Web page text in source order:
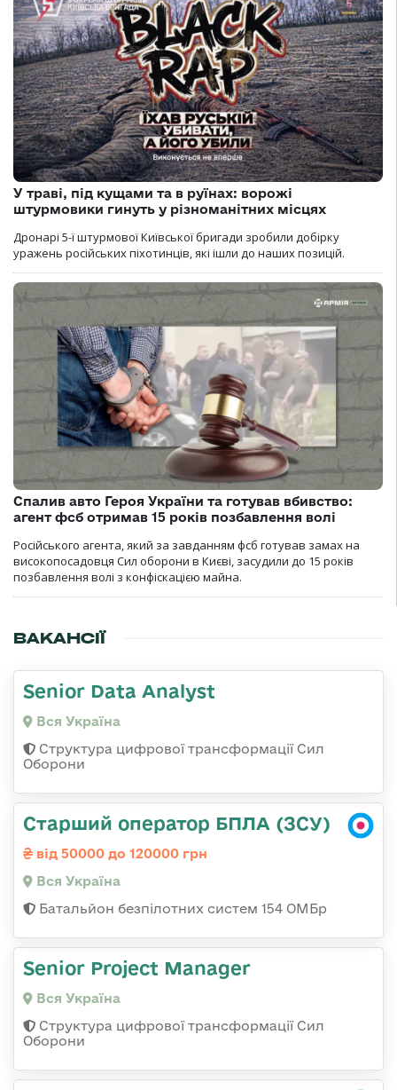
У траві, під кущами та в руїнах: ворожі
штурмовики гинуть у різноманітних місцях
Дронарі 5-ї штурмової Київської бригади зробили добірку
уражень російських піхотинців, які ішли до наших позицій.
Спалив авто Героя України та готував вбивство:
агент фсб отримав 15 років позбавлення волі
Російського агента, який за завданням фсб готував замах на
високопосадовця Сил оборони в Києві, засудили до 15 років
позбавлення волі з конфіскацією майна.
ВАКАНСІЇ
Senior Data Analyst
Вся Україна
Структура цифрової трансформації Сил
Оборони
Старший оператор БПЛА (ЗСУ)
від 50000 до 120000 грн
Вся Україна
Батальйон безпілотних систем 154 ОМБр
Senior Project Manager
Вся Україна
Структура цифрової трансформації Сил
Оборони